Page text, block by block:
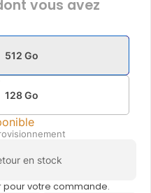
vous avez
512 Go
128 Go
en stock
votre commande.